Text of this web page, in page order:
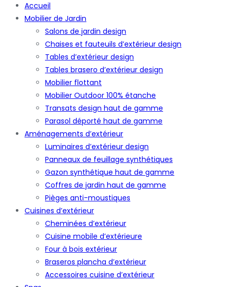
Accueil
Mobilier de Jardin
Salons de jardin design
Chaises et fauteuils d’extérieur design
Tables d’extérieur design
Tables brasero d’extérieur design
Mobilier flottant
Mobilier Outdoor 100% étanche
Transats design haut de gamme
Parasol déporté haut de gamme
Aménagements d’extérieur
Luminaires d’extérieur design
Panneaux de feuillage synthétiques
Gazon synthétique haut de gamme
Coffres de jardin haut de gamme
Pièges anti-moustiques
Cuisines d’extérieur
Cheminées d’extérieur
Cuisine mobile d’extérieure
Four à bois extérieur
Braseros plancha d’extérieur
Accessoires cuisine d’extérieur